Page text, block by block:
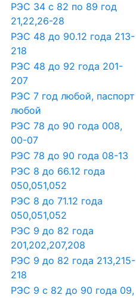
РЭС 34 с 82 по 89 год
21,22,26-28
РЭС 48 до 90.12 года 213-
218
РЭС 48 до 92 года 201-
207
РЭС 7 год любой, паспорт
любой
РЭС 78 до 90 года 008,
00-07
РЭС 78 до 90 года 08-13
РЭС 8 до 66.12 года
050,051,052
РЭС 8 до 71.12 года
050,051,052
РЭС 9 до 82 года
201,202,207,208
РЭС 9 до 82 года 213,215-
218
РЭС 9 с 82 до 90 года 09,